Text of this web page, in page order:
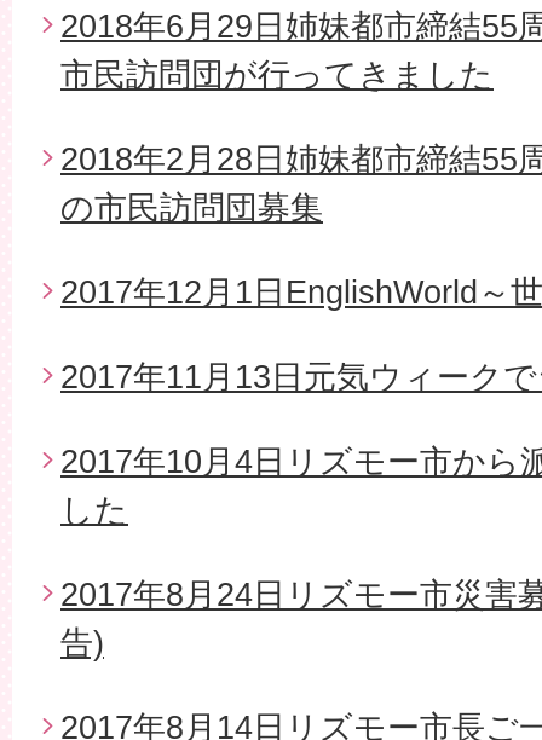
2018年6月29日姉妹都市締結55
市民訪問団が行ってきました
2018年2月28日姉妹都市締結55
の市民訪問団募集
2017年12月1日EnglishWorld～
2017年11月13日元気ウィーク
2017年10月4日リズモー市から
した
2017年8月24日リズモー市災害
告)
2017年8月14日リズモー市長ご